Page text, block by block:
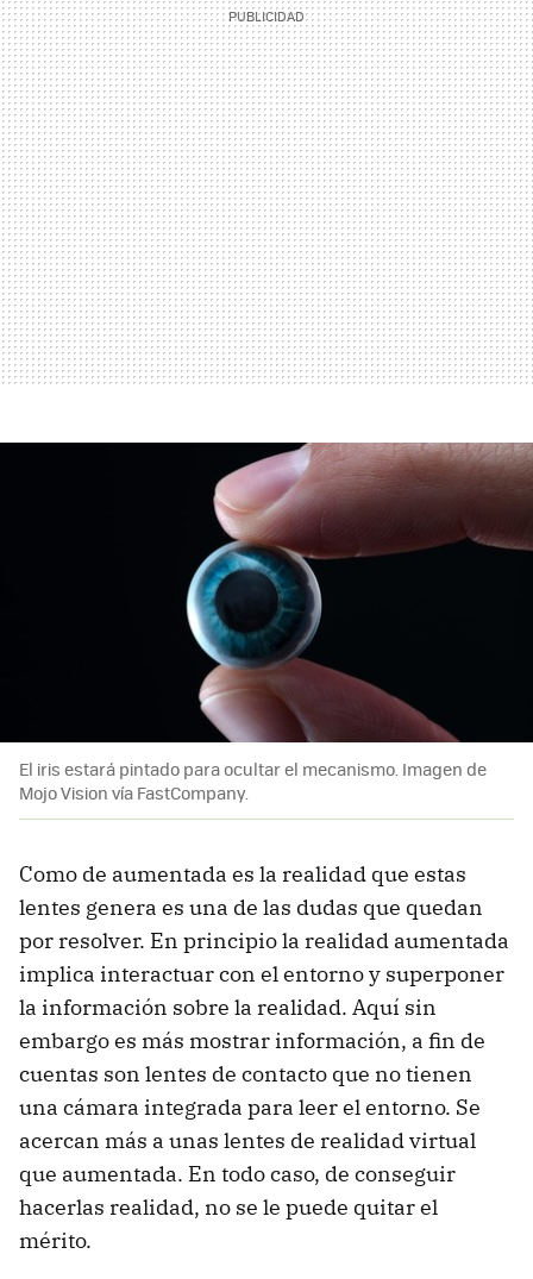
El iris estará pintado para ocultar el mecanismo. Imagen de
Mojo Vision vía FastCompany.
Como de aumentada es la realidad que estas
lentes genera es una de las dudas que quedan
por resolver. En principio la realidad aumentada
implica interactuar con el entorno y superponer
la información sobre la realidad. Aquí sin
embargo es más mostrar información, a fin de
cuentas son lentes de contacto que no tienen
una cámara integrada para leer el entorno. Se
acercan más a unas lentes de realidad virtual
que aumentada. En todo caso, de conseguir
hacerlas realidad, no se le puede quitar el
mérito.